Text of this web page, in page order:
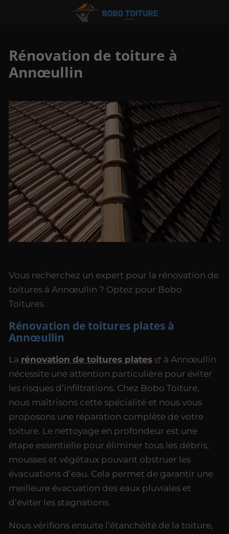
Rénovation de toiture à
Annœullin
Vous recherchez un expert pour la rénovation de
toitures à Annœullin ? Optez pour Bobo
Toitures.
Rénovation de toitures plates à
Annœullin
La rénovation de toitures plates
à Annœullin
nécessite une attention particulière pour éviter
les risques d’infiltrations. Chez Bobo Toiture,
nous maîtrisons cette spécialité et nous vous
proposons une réparation complète de votre
toiture. Le nettoyage en profondeur est une
étape essentielle pour éliminer tous les débris,
mousses et végétaux pouvant obstruer les
évacuations d’eau. Cela permet de garantir une
meilleure évacuation des eaux pluviales et
d’éviter les stagnations.
Nous vérifions ensuite l’étanchéité de la toiture,